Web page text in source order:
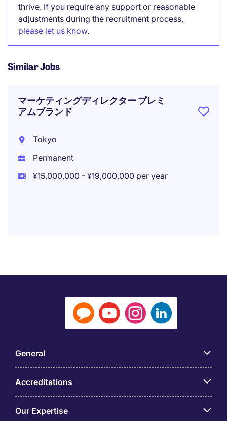
thrive. If you require any support or reasonable
adjustments during the recruitment process,
please let us know.
Similar Jobs
マーケティングディレクター プレミ
アムブランド
Tokyo
Permanent
¥15,000,000 - ¥19,000,000 per year
General
Accreditations
Our Expertise